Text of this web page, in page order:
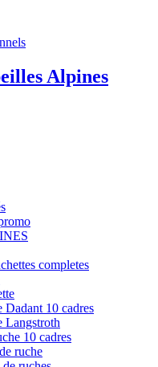
Alpines
completes
Dadant 10 cadres
Langstroth
10 cadres
ruche